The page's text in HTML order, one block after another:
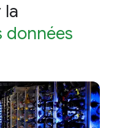
la
données